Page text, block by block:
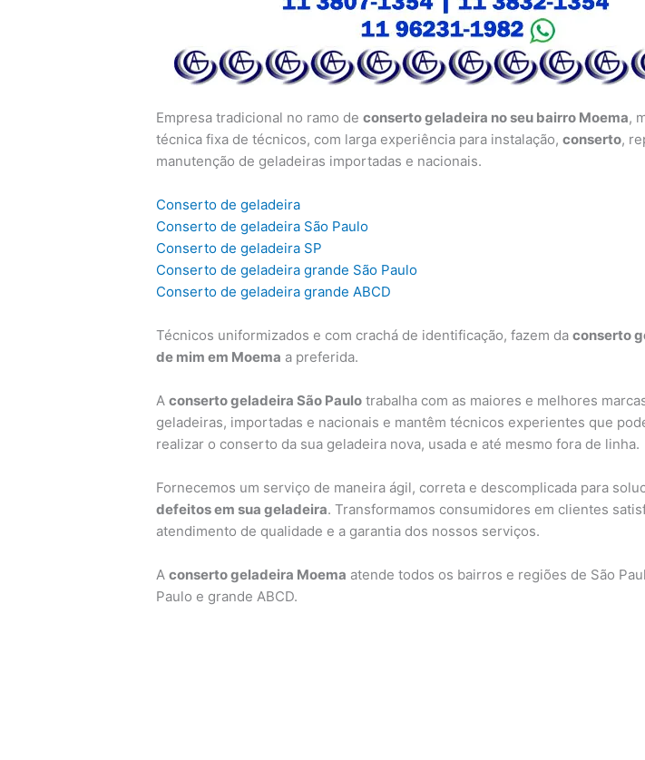
Empresa tradicional no ramo deconserto geladeira no seu bairro Moema,
técnica fixa de técnicos, com larga experiência para instalação,conserto,
manutenção de geladeiras importadas e nacionais.
Conserto de geladeira
Conserto de geladeira São Paulo
Conserto de geladeira SP
Conserto de geladeira grande São Paulo
Conserto de geladeira grande ABCD
Técnicos uniformizados e com crachá de identificação, fazem daconserto
de mim em Moema a preferida.
Aconserto geladeira São Paulo trabalha com as maiores e melhores
geladeiras, importadas e nacionais e mantêm técnicos experientes que
realizar o conserto da sua geladeira nova, usada e até mesmo fora de linha.
Fornecemos um serviço de maneira ágil, correta e descomplicada para
defeitos em sua geladeira. Transformamos consumidores em clientes
atendimento de qualidade e a garantia dos nossos serviços.
Aconserto geladeira Moema atende todos os bairros e regiões de São
Paulo e grande ABCD.